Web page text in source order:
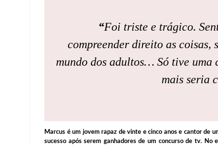
“Foi triste e trágico.
compreender direito as coisas,
mundo dos adultos… Só tive uma
mais seria
Marcus é um jovem rapaz de vinte e cinco anos e cantor de
sucesso após serem ganhadores de um concurso de tv.